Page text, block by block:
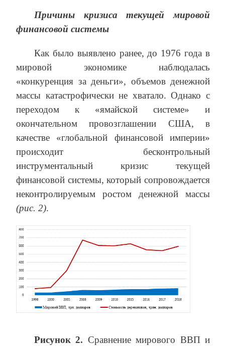
Причины кризиса текущей мировой
финансовой системы
Как было выявлено ранее, до 1976 года в
мировой экономике наблюдалась
«конкуренция за деньги», объемов денежной
массы катастрофически не хватало. Однако с
переходом к «ямайской системе» и
окончательном провозглашении США, в
качестве «глобальной финансовой империи»
происходит бесконтрольный
инструментальный кризис текущей
финансовой системы, который сопровождается
неконтролируемым ростом денежной массы
(рис. 2).
Рисунок 2. Сравнение мирового ВВП и